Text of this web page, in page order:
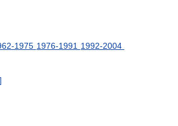
-1975 1976-1991 1992-2004
]